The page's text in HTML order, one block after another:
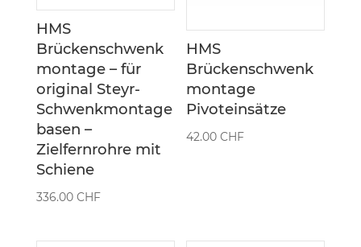
HMS
Brückenschwenk
montage – für
original Steyr-
Schwenkmontage
basen –
Zielfernrohre mit
Schiene
336.00 CHF
HMS
Brückenschwenk
montage
Pivoteinsätze
42.00CHF